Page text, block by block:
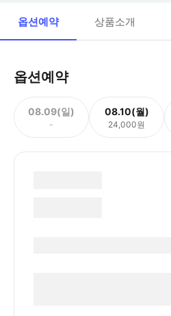
옵션예약 상품소개
옵션예약
08.09(일)
-
08.10(월)
24,000원